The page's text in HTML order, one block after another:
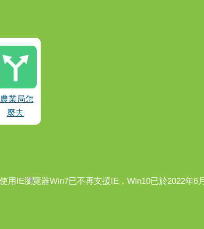
農業局怎
麼去
IE瀏覽器Win7已不再支援IE，Win10已於2022年6